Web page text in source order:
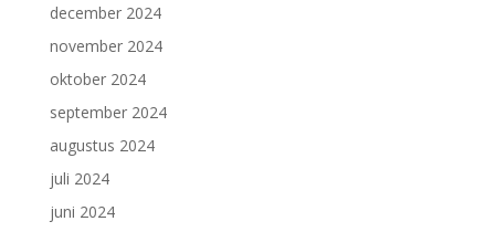
december 2024
november 2024
oktober 2024
september 2024
augustus 2024
juli 2024
juni 2024